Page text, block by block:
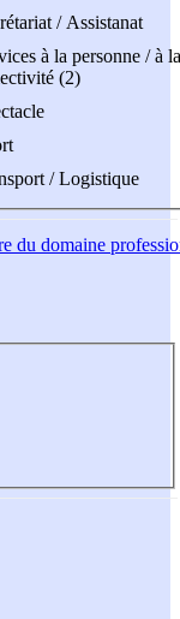
/ Assistanat
à la personne / à la
(2)
/ Logistique
du domaine